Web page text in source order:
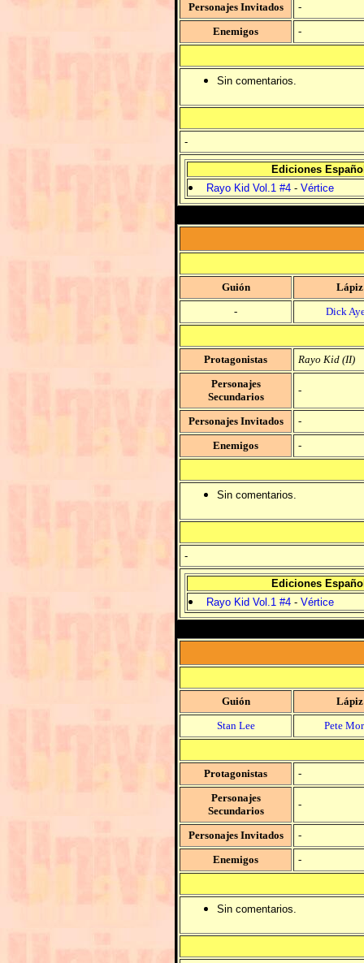
Personajes Invitados
-
Enemigos
-
Sin comentarios.
-
Ediciones
Rayo Kid Vol.1 #4 - Vértice
Guión
Lápiz
-
Dick
Protagonistas
Rayo Kid (II)
Personajes
Secundarios
-
Personajes Invitados
-
Enemigos
-
Sin comentarios.
-
Ediciones
Rayo Kid Vol.1 #4 - Vértice
Guión
Lápiz
Stan Lee
Pete
Protagonistas
-
Personajes
Secundarios
-
Personajes Invitados
-
Enemigos
-
Sin comentarios.